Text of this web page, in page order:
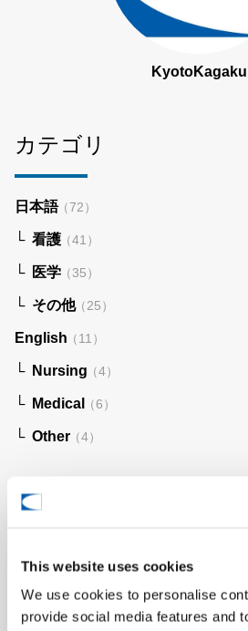
This website uses cookies
We use cookies to personalise
provide social media features and
KyotoKagaku
カテゴリ
日本語（72）
看護（41）
医学（35）
その他（25）
English（11）
Nursing（4）
Medical （6）
Other（4）
月別アーカイブ
（3）
2025年5月（1）
2025年4月（2）